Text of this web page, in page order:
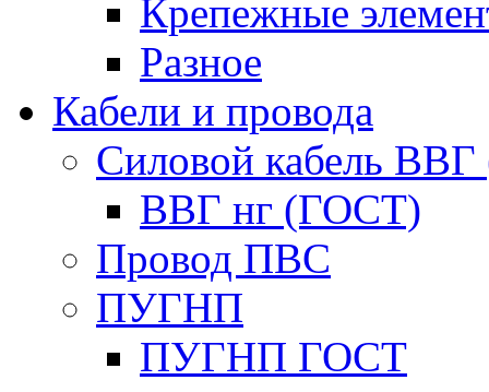
Крепежные
Разное
Кабели и провода
Силовой кабель
ВВГ нг (ГОСТ)
Провод ПВС
ПУГНП
ПУГНП ГОСТ